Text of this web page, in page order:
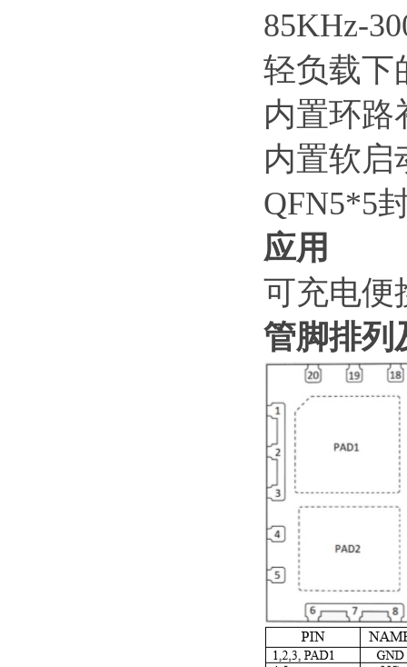
85KHz-
轻负载下
内置环路
内置软启
QFN5*5
应用
可充电便
管脚排列